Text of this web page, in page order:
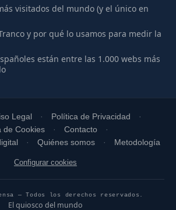
visitados del mundo (y el único en
y por qué lo usamos para medir la
están entre las 1.000 webs más
Legal
Política de Privacidad
de Cookies
Contacto
Quiénes somos Metodología
Configurar cookies
— Todos los derechos reservados.
El quiosco del mundo